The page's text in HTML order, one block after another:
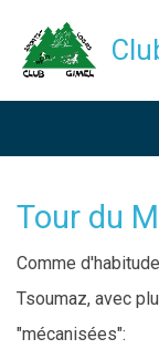
Tour du
Description
Comme
Tsoumaz, avec
"mécanisées":